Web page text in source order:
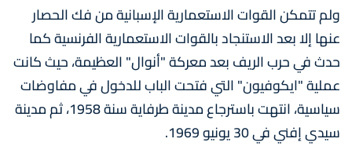
ولم تتمكن القوات الاستعمارية الإسبانية من فك الحصار
عنها إلا بعد الاستنجاد بالقوات الاستعمارية الفرنسية كما
حدث في حرب الريف بعد معركة "أنوال" العظيمة، حيث كانت
عملية "ايكوفيون" التي فتحت الباب للدخول في مفاوضات
سياسية، انتهت باسترجاع مدينة طرفاية سنة 1958، ثم مدينة
سيدي إفني في 30 يونيو 1969.